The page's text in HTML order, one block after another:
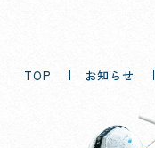
TOP お知らせ